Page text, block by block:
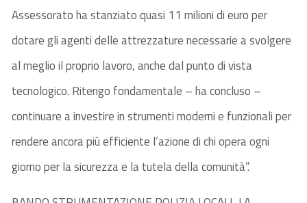
Assessorato ha stanziato quasi 11 milioni di euro per
dotare gli agenti delle attrezzature necessarie a svolgere
al meglio il proprio lavoro, anche dal punto di vista
tecnologico. Ritengo fondamentale – ha concluso –
continuare a investire in strumenti moderni e funzionali per
rendere ancora più efficiente l’azione di chi opera ogni
giorno per la sicurezza e la tutela della comunità”.